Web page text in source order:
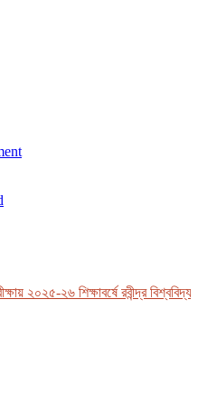
২০২৫-২৬ শিক্ষাবর্ষে রবীন্দ্র